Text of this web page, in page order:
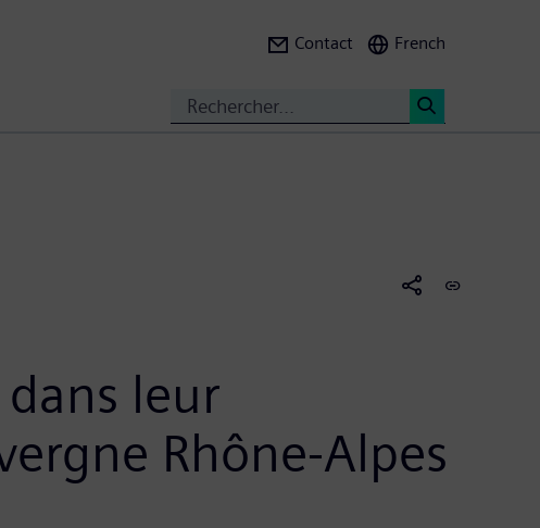
Contact French
leur
Rhône-Alpes